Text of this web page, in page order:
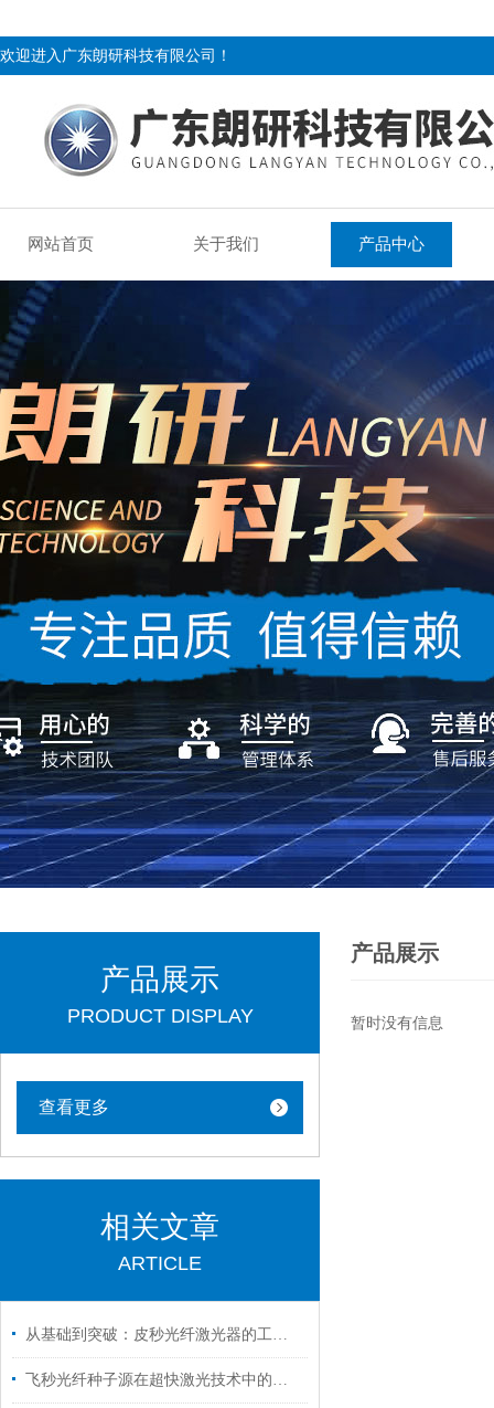
欢迎进入广东朗研科技有限公司！
网站首页 关于我们 产品中心
产品展示
PRODUCT DISPLAY
查看更多
相关文章
ARTICLE
从基础到突破：皮秒光纤激光器的工作原理及发展趋势
飞秒光纤种子源在超快激光技术中的关键角色
产品展示
暂时没有信息